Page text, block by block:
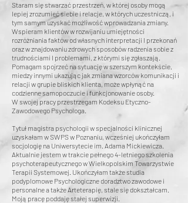
Staram się stwarzać przestrzeń, w której osoby mogą
lepiej zrozumieć siebie i relacje, w których uczestniczą, i
tym samym uzyskać możliwość wprowadzania zmiany.
Wspieram klientów w rozwijaniu umiejętności
rozróżniania faktów od własnych interpretacji I przekonań
oraz w znajdowaniu zdrowych sposobów radzenia sobie z
trudnościami I problemami, z którymi się zgłaszają.
Pomagam spojrzeć na sytuację w szerszym kontekście,
miedzy innymi ukazując jak zmiana wzorców komunikacji i
relacji w grupie bliskich klienta, może wpłynąć na
codzienne samopoczucie i funkcjonowanie osoby.
W swojej pracy przestrzegam Kodeksu Etyczno-
Zawodowego Psychologa.
Tytuł magistra psychologii w specjalności klinicznej
uzyskałam w SWPS w Poznaniu, wcześniej ukończyłam
socjologię na Uniwersytecie im. Adama Mickiewicza.
Aktualnie jestem w trakcie pełnego 4-letniego szkolenia
psychoterapeutycznego w Wielkopolskim Towarzystwie
Terapii Systemowej. Ukończyłam także studia
podyplomowe Psychologiczne doradztwo zawodowe i
personalne a także Arteterapię, stale się dokształcam.
Moją pracę poddaję stałej superwizji.